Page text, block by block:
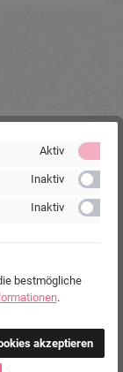
Ohr Piercing
Aktiv
Inaktiv
Inaktiv
bestmögliche
.
akzeptieren